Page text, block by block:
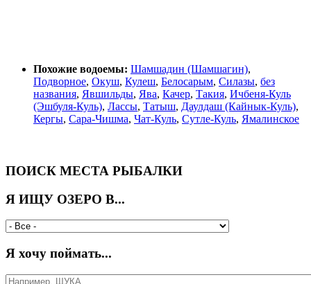
Похожие водоемы: Шамшадин (Шамшагин),
Подворное, Окуш, Кулеш, Белосарым, Силазы, без
названия, Явшильды, Ява, Качер, Такия, Ичбеня-Куль
(Эшбуля-Куль), Лассы, Татыш, Даулдаш (Кайнык-Куль),
Кергы, Сара-Чишма, Чат-Куль, Сутле-Куль, Ямалинское
ПОИСК МЕСТА РЫБАЛКИ
Я ИЩУ ОЗЕРО В...
Я хочу поймать...